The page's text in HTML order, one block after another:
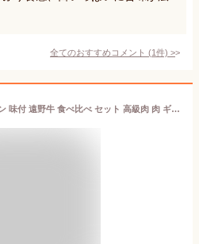
全てのおすすめコメント (1件) >
【ふるさと納税】ホルモン 味付 遠野牛 食べ比べ セット 高級肉 肉 ギフト お取り寄せ グルメ 和牛 黒毛和牛 ブランド牛 国産牛 焼肉 もつ煮込み 高級 贈り物 贈答品 御祝 岩手県 遠野市 味噌 塩 合計 500g 焼き 煮込み 鍋 人気 送料無料 冷凍 いわて門崎丑 牧場 年内発送